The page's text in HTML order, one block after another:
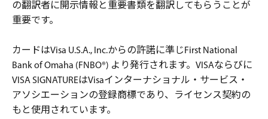
の翻訳者に開示情報と重要書類を翻訳してもらうことが
重要です。
カードはVisa U.S.A., Inc.からの許諾に準じFirst National
Bank of Omaha (FNBO®) より発行されます。VISAならびに
VISA SIGNATUREはVisaインターナショナル・サービス・
アソシエーションの登録商標であり、ライセンス契約の
もと使用されています。